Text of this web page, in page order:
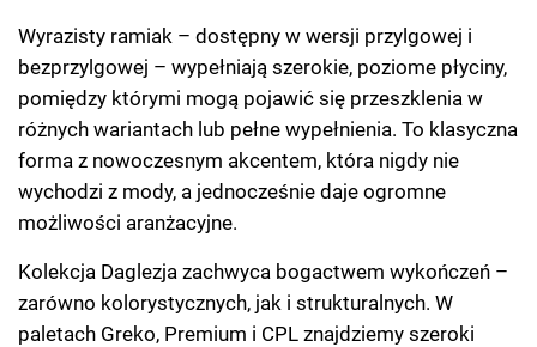
Wyrazisty ramiak – dostępny w wersji przylgowej i
bezprzylgowej – wypełniają szerokie, poziome płyciny,
pomiędzy którymi mogą pojawić się przeszklenia w
różnych wariantach lub pełne wypełnienia. To klasyczna
forma z nowoczesnym akcentem, która nigdy nie
wychodzi z mody, a jednocześnie daje ogromne
możliwości aranżacyjne.
Kolekcja Daglezja zachwyca bogactwem wykończeń –
zarówno kolorystycznych, jak i strukturalnych. W
paletach Greko, Premium i CPL znajdziemy szeroki